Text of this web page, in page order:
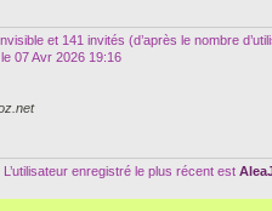
et 141 invités (d’après le nombre
, le 07 Avr 2026 19:16
enregistré le plus récent est